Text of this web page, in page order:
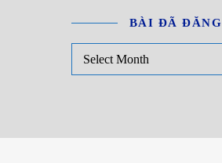
BÀI ĐÃ ĐĂNG